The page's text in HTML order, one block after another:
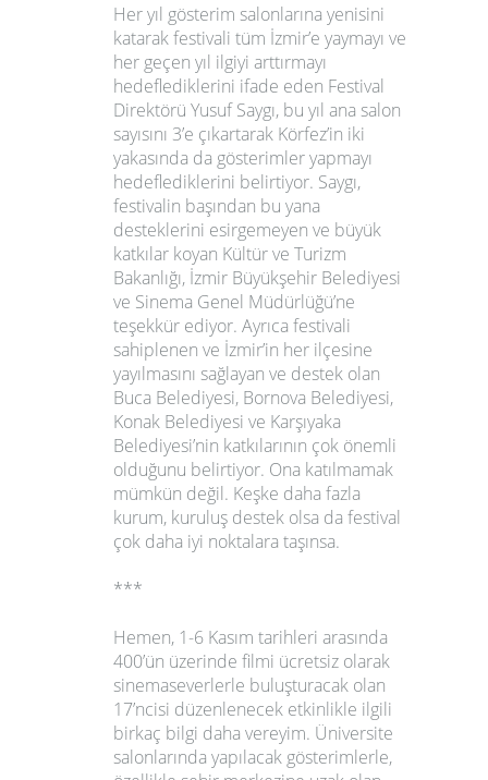
Her yıl gösterim salonlarına yenisini
katarak festivali tüm İzmir’e yaymayı ve
her geçen yıl ilgiyi arttırmayı
hedeflediklerini ifade eden Festival
Direktörü Yusuf Saygı, bu yıl ana salon
sayısını 3’e çıkartarak Körfez’in iki
yakasında da gösterimler yapmayı
hedeflediklerini belirtiyor. Saygı,
festivalin başından bu yana
desteklerini esirgemeyen ve büyük
katkılar koyan Kültür ve Turizm
Bakanlığı, İzmir Büyükşehir Belediyesi
ve Sinema Genel Müdürlüğü’ne
teşekkür ediyor. Ayrıca festivali
sahiplenen ve İzmir’in her ilçesine
yayılmasını sağlayan ve destek olan
Buca Belediyesi, Bornova Belediyesi,
Konak Belediyesi ve Karşıyaka
Belediyesi’nin katkılarının çok önemli
olduğunu belirtiyor. Ona katılmamak
mümkün değil. Keşke daha fazla
kurum, kuruluş destek olsa da festival
çok daha iyi noktalara taşınsa.
***
Hemen, 1-6 Kasım tarihleri arasında
400’ün üzerinde filmi ücretsiz olarak
sinemaseverlerle buluşturacak olan
17’ncisi düzenlenecek etkinlikle ilgili
birkaç bilgi daha vereyim. Üniversite
salonlarında yapılacak gösterimlerle,